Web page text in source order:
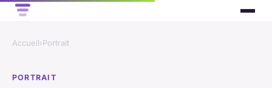
Accueil›Portrait
PORTRAIT